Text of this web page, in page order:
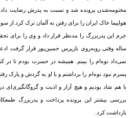
مختومه‌شدن پرونده شد و نسبت به پدرش رضایت داد.
هواپیما خاک ایران را برای رفتن به آلمان ترک
ساله وقتی روبه‌روی بازپرس حسین‌پور قرار گرفت
نمی‌داد نوه‌ام را ببینم. همیشه در حسرت بودم تا در
پسرم نبود نوه‌ام را برداشتم و با او به گردش و پارک
با هم شاد بودیم و هیچ آزار و اذیت و گروگانگیری‌ای
بازداشت کرد.